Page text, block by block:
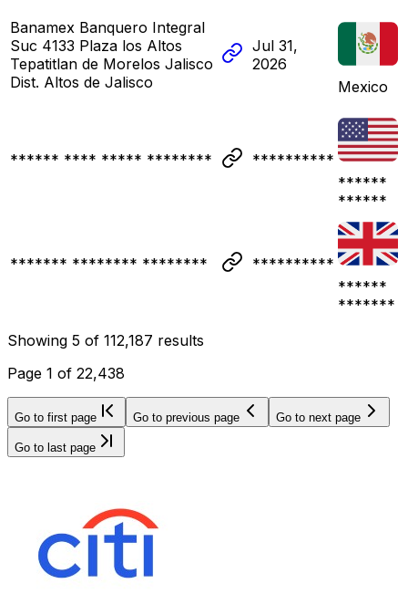
Banamex Banquero Integral
Suc 4133 Plaza los Altos
Tepatitlan de Morelos Jalisco
Dist. Altos de Jalisco
Jul 31,
2026
Mexico
****** **** ***** ********
**********
******
******
******* ******** ********
**********
******
*******
Showing 5 of 112,187 results
Page 1 of 22,438
Go to first page Go to previous page Go to next page
Go to last page